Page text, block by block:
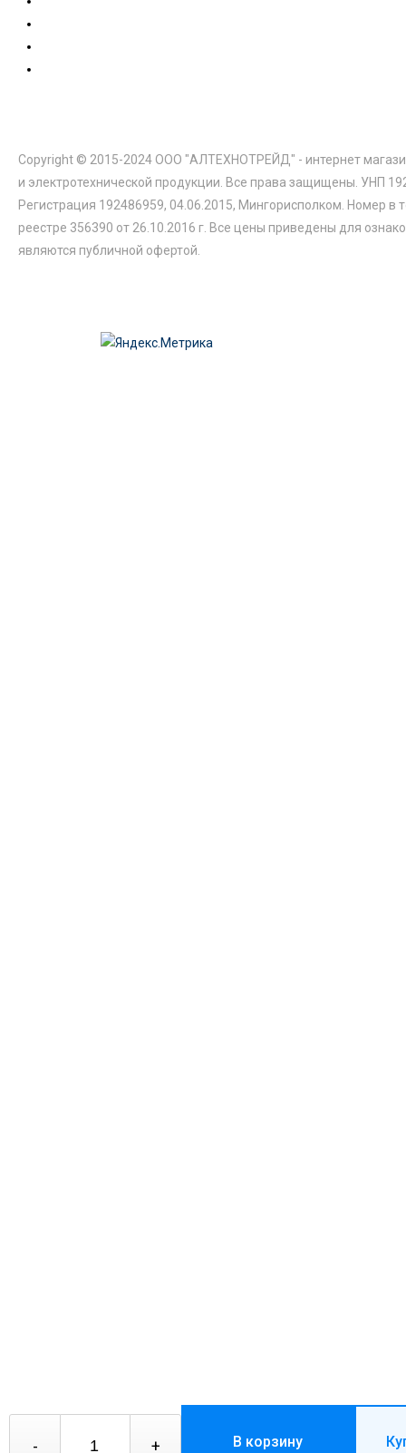
- + В корзину
Copyright © 2015-2024 ООО "АЛТЕХНОТРЕЙД" - интернет
и электротехнической продукции. Все права защищены. УНП
Регистрация 192486959, 04.06.2015, Мингорисполком. Номер в
реестре 356390 от 26.10.2016 г. Все цены приведены для
являются публичной офертой.